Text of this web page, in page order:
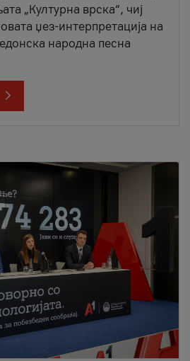
„Културна врска“, чиј
џез-интерпретација на
народна песна